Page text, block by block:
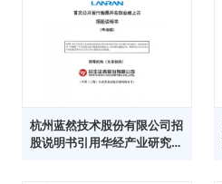
杭州蓝然技术股份有限公司招
股说明书引用华经产业研究院